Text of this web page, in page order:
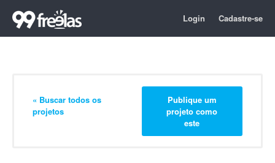
Login Cadastre-se
« Buscar todos os
projetos
Publique um
projeto como
este